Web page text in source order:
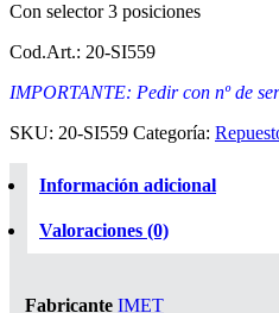
Con selector 3 posiciones
Cod.Art.: 20-SI559
IMPORTANTE: Pedir con nº de
SKU: 20-SI559 Categoría:
Información adicional
Valoraciones (0)
Fabricante IMET